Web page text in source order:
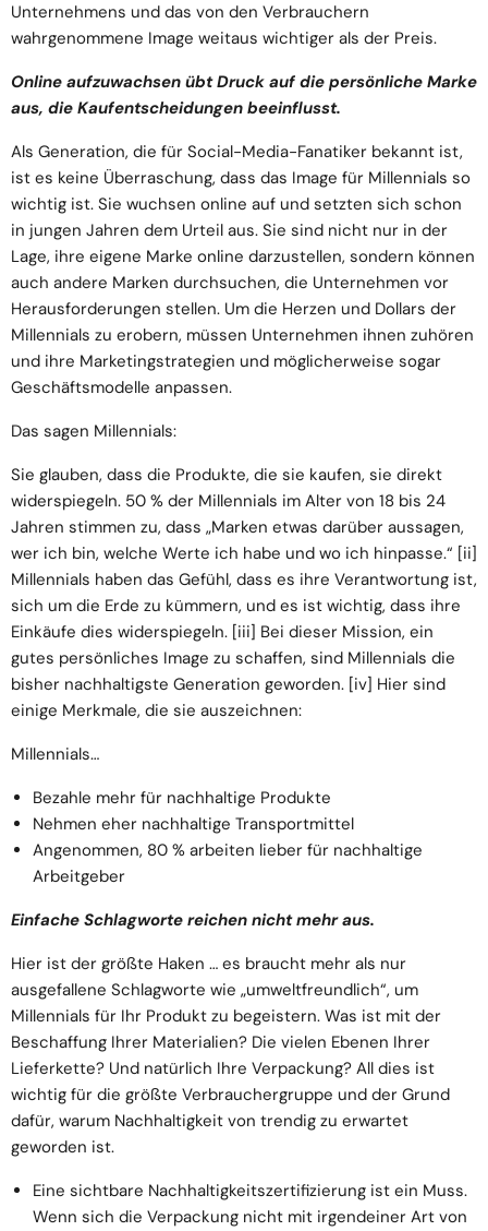
Unternehmens und das von den Verbrauchern
wahrgenommene Image weitaus wichtiger als der Preis.
Online aufzuwachsen übt Druck auf die persönliche Marke
aus, die Kaufentscheidungen beeinflusst.
Als Generation, die für Social-Media-Fanatiker bekannt ist,
ist es keine Überraschung, dass das Image für Millennials so
wichtig ist. Sie wuchsen online auf und setzten sich schon
in jungen Jahren dem Urteil aus. Sie sind nicht nur in der
Lage, ihre eigene Marke online darzustellen, sondern können
auch andere Marken durchsuchen, die Unternehmen vor
Herausforderungen stellen. Um die Herzen und Dollars der
Millennials zu erobern, müssen Unternehmen ihnen zuhören
und ihre Marketingstrategien und möglicherweise sogar
Geschäftsmodelle anpassen.
Das sagen Millennials:
Sie glauben, dass die Produkte, die sie kaufen, sie direkt
widerspiegeln. 50 % der Millennials im Alter von 18 bis 24
Jahren stimmen zu, dass „Marken etwas darüber aussagen,
wer ich bin, welche Werte ich habe und wo ich hinpasse.“ [ii]
Millennials haben das Gefühl, dass es ihre Verantwortung ist,
sich um die Erde zu kümmern, und es ist wichtig, dass ihre
Einkäufe dies widerspiegeln. [iii] Bei dieser Mission, ein
gutes persönliches Image zu schaffen, sind Millennials die
bisher nachhaltigste Generation geworden. [iv] Hier sind
einige Merkmale, die sie auszeichnen:
Millennials…
Bezahle mehr für nachhaltige Produkte
Nehmen eher nachhaltige Transportmittel
Angenommen, 80 % arbeiten lieber für nachhaltige
Arbeitgeber
Einfache Schlagworte reichen nicht mehr aus.
Hier ist der größte Haken … es braucht mehr als nur
ausgefallene Schlagworte wie „umweltfreundlich“, um
Millennials für Ihr Produkt zu begeistern. Was ist mit der
Beschaffung Ihrer Materialien? Die vielen Ebenen Ihrer
Lieferkette? Und natürlich Ihre Verpackung? All dies ist
wichtig für die größte Verbrauchergruppe und der Grund
dafür, warum Nachhaltigkeit von trendig zu erwartet
geworden ist.
Eine sichtbare Nachhaltigkeitszertifizierung ist ein Muss.
Wenn sich die Verpackung nicht mit irgendeiner Art von